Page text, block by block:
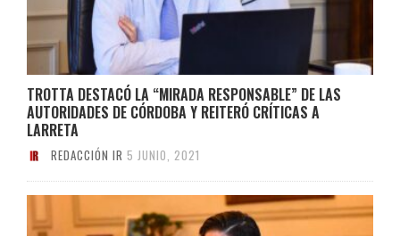
TROTTA DESTACÓ LA “MIRADA RESPONSABLE” DE LAS
AUTORIDADES DE CÓRDOBA Y REITERÓ CRÍTICAS A
LARRETA
REDACCIÓN IR 5 JUNIO, 2021